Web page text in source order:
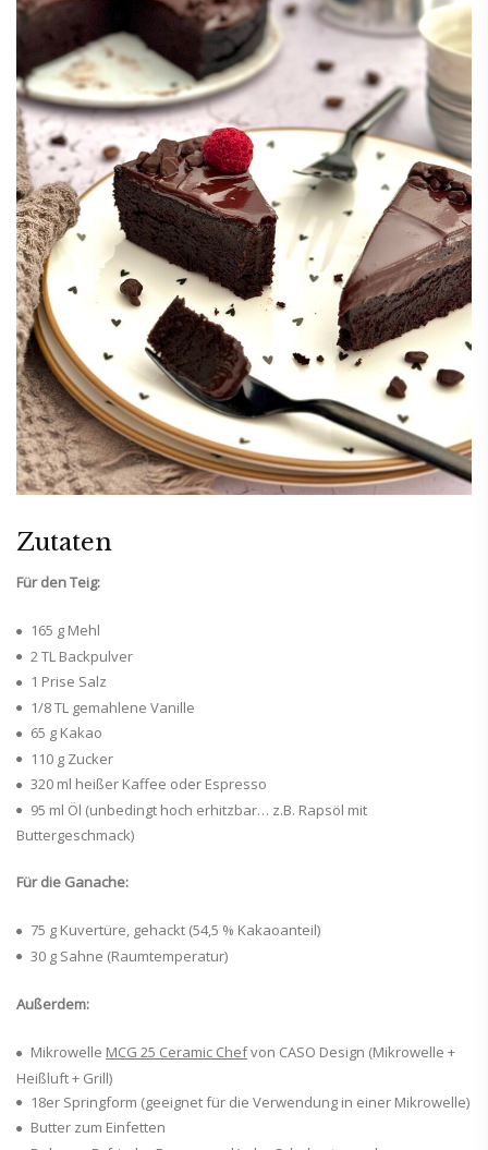
Zutaten
Für den Teig:
165 g Mehl
2 TL Backpulver
1 Prise Salz
1/8 TL gemahlene Vanille
65 g Kakao
110 g Zucker
320 ml heißer Kaffee oder Espresso
95 ml Öl (unbedingt hoch erhitzbar… z.B. Rapsöl mit
Buttergeschmack)
Für die Ganache:
75 g Kuvertüre, gehackt (54,5 % Kakaoanteil)
30 g Sahne (Raumtemperatur)
Außerdem:
Mikrowelle MCG 25 Ceramic Chefvon CASO Design (Mikrowelle +
Heißluft + Grill)
18er Springform (geeignet für die Verwendung in einer Mikrowelle)
Butter zum Einfetten